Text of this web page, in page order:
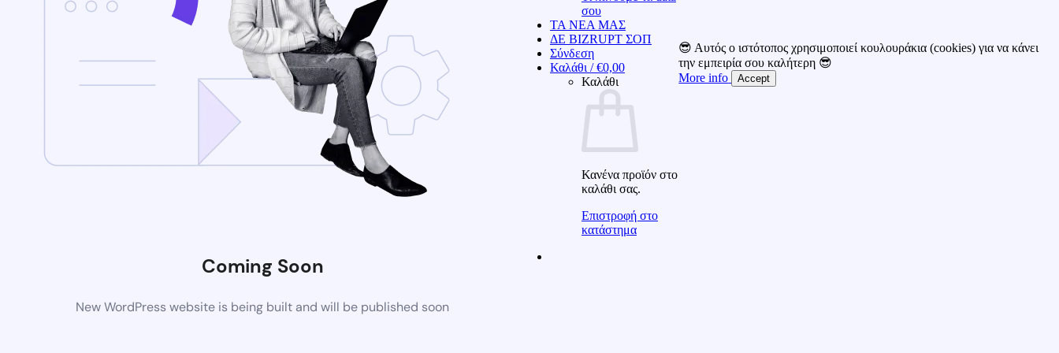
Coming Soon
New WordPress website is being built and will be published soon
σου
ΤΑ ΝΕΑ ΜΑΣ
ΔΕ BIZRUPT ΣΟΠ
Σύνδεση
Καλάθι /€0,00
Καλάθι
Κανένα προϊόν στο
καλάθι σας.
Επιστροφή στο
κατάστημα
😎 Αυτός ο ιστότοπος χρησιμοποιεί κουλουράκια (cookies) για να κάνει
την εμπειρία σου καλήτερη 😎
More info
Accept